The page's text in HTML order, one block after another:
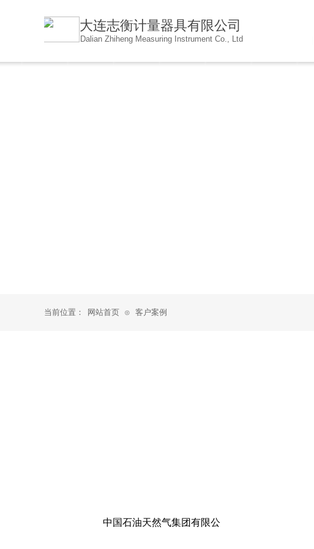
大连志衡计量器具有限公司
Dalian Zhiheng Measuring Instrument Co., Ltd
网站首页 ⊙ 客户案例
当前位置：
中国石油天然气集团有限公